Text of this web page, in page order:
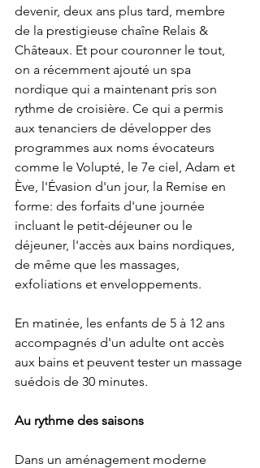
devenir, deux ans plus tard, membre
de la prestigieuse chaîne Relais &
Châteaux. Et pour couronner le tout,
on a récemment ajouté un spa
nordique qui a maintenant pris son
rythme de croisière. Ce qui a permis
aux tenanciers de développer des
programmes aux noms évocateurs
comme le Volupté, le 7e ciel, Adam et
Ève, l'Évasion d'un jour, la Remise en
forme: des forfaits d'une journée
incluant le petit-déjeuner ou le
déjeuner, l'accès aux bains nordiques,
de même que les massages,
exfoliations et enveloppements.
En matinée, les enfants de 5 à 12 ans
accompagnés d'un adulte ont accès
aux bains et peuvent tester un massage
suédois de 30 minutes.
Au rythme des saisons
Dans un aménagement moderne